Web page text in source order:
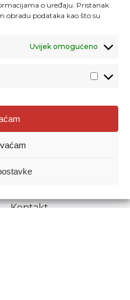
o uređaju. Pristanak
obradu podataka kao što su
Uvijek omogućeno
je uz navođenje izvora.
Kontakt